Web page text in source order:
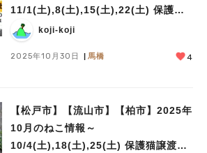
11/1(土),8(土),15(土),22(土) 保護猫
譲渡会koji-koji
2025年10月30日 馬橋 4
【松戸市】【流山市】【柏市】2025年
10月のねこ情報～
10/4(土),18(土),25(土) 保護猫譲渡会